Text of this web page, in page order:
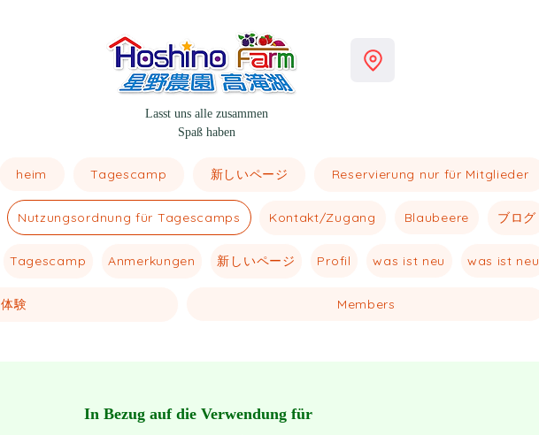
Lasst uns alle zusammen
Spaß haben
heim Tagescamp 新しいページ Reservierung nur für Mitglieder
Nutzungsordnung für Tagescamps Kontakt/Zugang Blaubeere ブログ
Tagescamp Anmerkungen 新しいページ Profil was ist neu was ist neu
体験 Members
In Bezug auf die Verwendung für